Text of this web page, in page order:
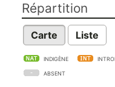
Répartition
Carte Liste
INDIGÈNE
ABSENT